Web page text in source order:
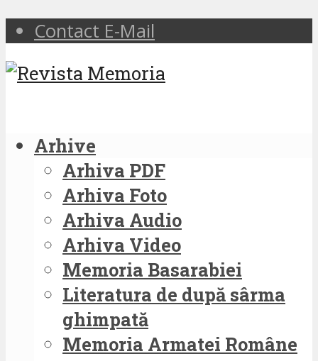
Contact E-Mail
Arhive
Arhiva PDF
Arhiva Foto
Arhiva Audio
Arhiva Video
Memoria Basarabiei
Literatura de după sârma
ghimpată
Memoria Armatei Române